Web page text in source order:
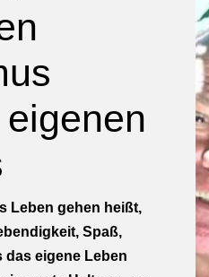
Leben gehen heißt,
Spaß,
das eigene Leben